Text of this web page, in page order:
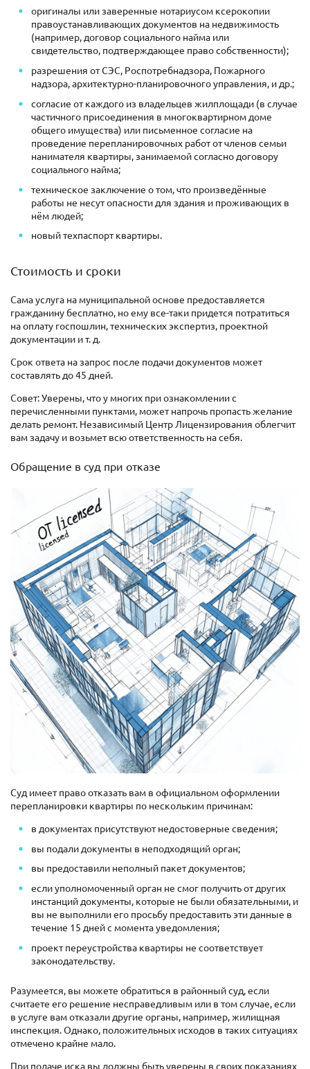
оригиналы или заверенные нотариусом ксерокопии
правоустанавливающих документов на недвижимость
(например, договор социального найма или
свидетельство, подтверждающее право собственности);
разрешения от СЭС, Роспотребнадзора, Пожарного
надзора, архитектурно-планировочного управления, и др.;
согласие от каждого из владельцев жилплощади (в случае
частичного присоединения в многоквартирном доме
общего имущества) или письменное согласие на
проведение перепланировочных работ от членов семьи
нанимателя квартиры, занимаемой согласно договору
социального найма;
техническое заключение о том, что произведённые
работы не несут опасности для здания и проживающих в
нём людей;
новый техпаспорт квартиры.
Стоимость и сроки
Сама услуга на муниципальной основе предоставляется
гражданину бесплатно, но ему все-таки придется потратиться
на оплату госпошлин, технических экспертиз, проектной
документации и т. д.
Срок ответа на запрос после подачи документов может
составлять до 45 дней.
Совет: Уверены, что у многих при ознакомлении с
перечисленными пунктами, может напрочь пропасть желание
делать ремонт. Независимый Центр Лицензирования облегчит
вам задачу и возьмет всю ответственность на себя.
Обращение в суд при отказе
Суд имеет право отказать вам в официальном оформлении
перепланировки квартиры по нескольким причинам:
в документах присутствуют недостоверные сведения;
вы подали документы в неподходящий орган;
вы предоставили неполный пакет документов;
если уполномоченный орган не смог получить от других
инстанций документы, которые не были обязательными, и
вы не выполнили его просьбу предоставить эти данные в
течение 15 дней с момента уведомления;
проект переустройства квартиры не соответствует
законодательству.
Разумеется, вы можете обратиться в районный суд, если
считаете его решение несправедливым или в том случае, если
в услуге вам отказали другие органы, например, жилищная
инспекция. Однако, положительных исходов в таких ситуациях
отмечено крайне мало.
При подаче иска вы должны быть уверены в своих показаниях